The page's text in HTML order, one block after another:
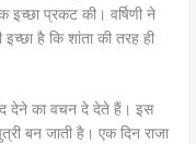
इच्छा प्रकट की। वर्षिणी ने
है कि शांता की तरह ही
देने का वचन दे देते हैं। इस
बन जाती है। एक दिन राजा